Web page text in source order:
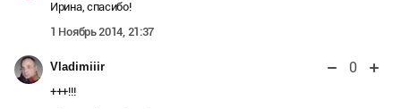
Ирина, спасибо!
1 Ноябрь 2014, 21:37
Vladimiiir 0
+++!!!